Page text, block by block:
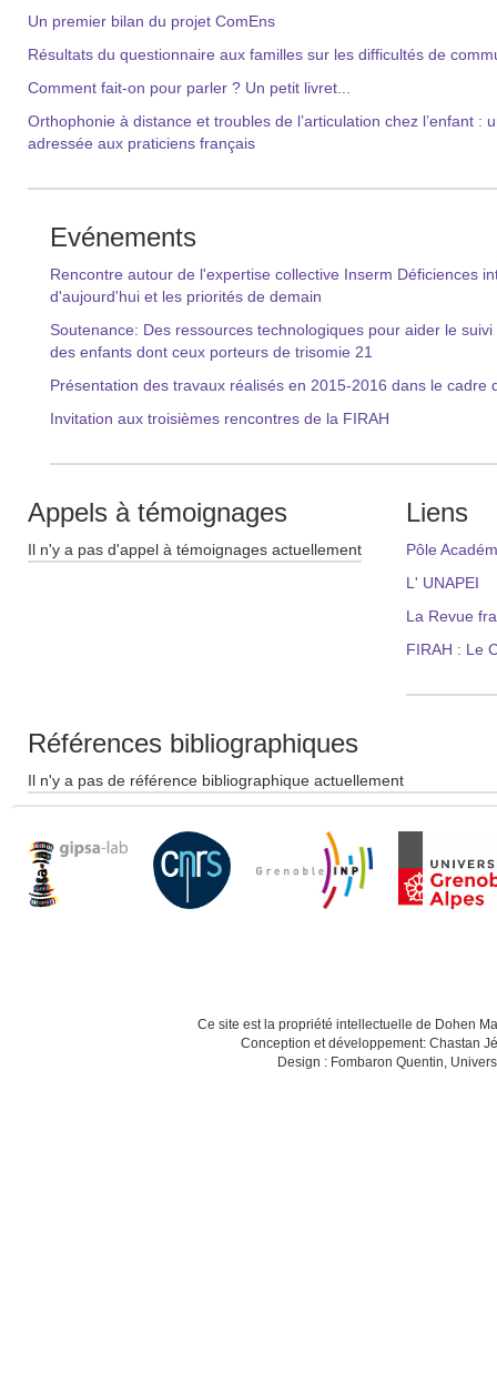
Un premier bilan du projet ComEns
Résultats du questionnaire aux familles sur les difficultés de
Comment fait-on pour parler ? Un petit livret...
Orthophonie à distance et troubles de l’articulation chez l’enfant :
adressée aux praticiens français
Evénements
Rencontre autour de l'expertise collective Inserm Déficiences
d'aujourd'hui et les priorités de demain
Soutenance: Des ressources technologiques pour aider le
des enfants dont ceux porteurs de trisomie 21
Présentation des travaux réalisés en 2015-2016 dans le cadre
Invitation aux troisièmes rencontres de la FIRAH
Appels à témoignages
Il n'y a pas d'appel à témoignages actuellement
Liens
Pôle
L' UNAPEI
La Revue
FIRAH : Le
Références bibliographiques
Il n'y a pas de référence bibliographique actuellement
Ce site est la propriété intellectuelle de Dohen
Conception et développement: Chastan
Design : Fombaron Quentin,